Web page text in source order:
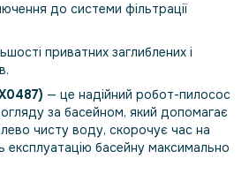
до системи фільтрації
приватних заглиблених і
— це надійний робот-пилосос
за басейном, який допомагає
чисту воду, скорочує час на
експлуатацію басейну максимально